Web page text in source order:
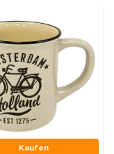
Kaufen